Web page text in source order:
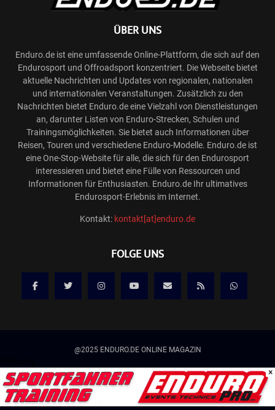
ÜBER UNS
Enduro.de ist eine umfassende Online-Plattform, die sich auf den
Endurosport und Offroadsport konzentriert. Die Webseite bietet
aktuelle Nachrichten und Updates von regionalen, nationalen
und internationalen Veranstaltungen. Zusätzlich zu den
Nachrichten bietet Enduro.de eine Vielzahl von Dienstleistungen
an, darunter Listen von Enduro-Strecken, Schulen und
Trainingsmöglichkeiten. Sie bietet auch Informationen über
Reisen, Touren und verschiedene Enduro-Modelle. Enduro.de ist
eine One-Stop-Website für alle, die sich für den Endurosport
interessieren und bietet eine Fülle von Ressourcen und
Informationen für Enthusiasten. Enduro.de Ihr ultimatives
Endurosport-Erlebnis im Internet.
Kontakt: kontakt[at]enduro.de
FOLGE UNS
@2025 ENDURO.DE ONLINE MAGAZIN
Kontakt
Mediadaten/Werbung
Allgemeine Geschäftsbedingungen
Impressum
×